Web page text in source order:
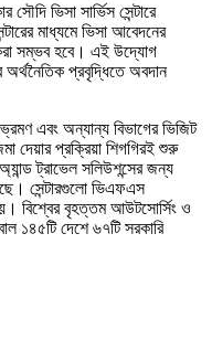
ভিসা সার্ভিস সেন্টারে
মাধ্যমে ভিসা আবেদনের
সম্ভব হবে। এই উদ্যোগ
অর্থনৈতিক প্রবৃদ্ধিতে অবদান
ভ্রমণ এবং অন্যান্য বিভাগের ভিজিট
দেয়ার প্রক্রিয়া শিগগিরই শুরু
ট্রাভেল সলিউশন্সের জন্য
সেন্টারগুলো ভিএফএস
হয়। বিশ্বের বৃহত্তম আউটসোর্সিং ও
১৪৫টি দেশে ৬৭টি সরকারি